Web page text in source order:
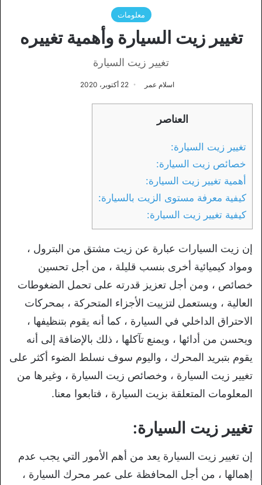
معلومات
تغيير زيت السيارة وأهمية تغييره
تغيير زيت السيارة
اسلام عمر 22 أكتوبر، 2020
العناصر
تغيير زيت السيارة:
خصائص زيت السيارة:
أهمية تغيير زيت السيارة:
كيفية معرفة مستوى الزيت بالسيارة:
كيفية تغيير زيت السيارة:
إن زيت السيارات عبارة عن زيت مشتق من البترول ،
ومواد كيميائية أخرى بنسب قليلة ، من أجل تحسين
خصائص ، ومن أجل تعزيز قدرته على تحمل الضغوطات
العالية ، ويستعمل لتزييت الأجزاء المتحركة ، بمحركات
الاحتراق الداخلي في السيارة ، كما أنه يقوم بتنظيفها ،
ويحسن من أدائها ، ويمنع تآكلها ، ذلك بالإضافة إلى أنه
يقوم بتبريد المحرك ، واليوم سوف نسلط الضوء أكثر على
تغيير زيت السيارة ، وخصائص زيت السيارة ، وغيرها من
المعلومات المتعلقة بزيت السيارة ، فتابعوا معنا.
تغيير زيت السيارة:
إن تغيير زيت السيارة يعد من أهم الأمور التي يجب عدم
إهمالها ، من أجل المحافظة على عمر محرك السيارة ،